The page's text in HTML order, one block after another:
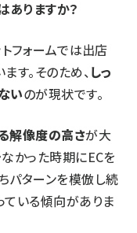
ありますか？
フォームでは出店
す。そのため、 しっ
いのが現状です。
解像度の高さが大
かった時期にECを
パターンを模倣し続
ている傾向がありま